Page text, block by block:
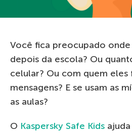
Você fica preocupado onde
depois da escola? Ou
celular? Ou com quem
mensagens? E se usam as
as aulas?
O Kaspersky Safe Kids